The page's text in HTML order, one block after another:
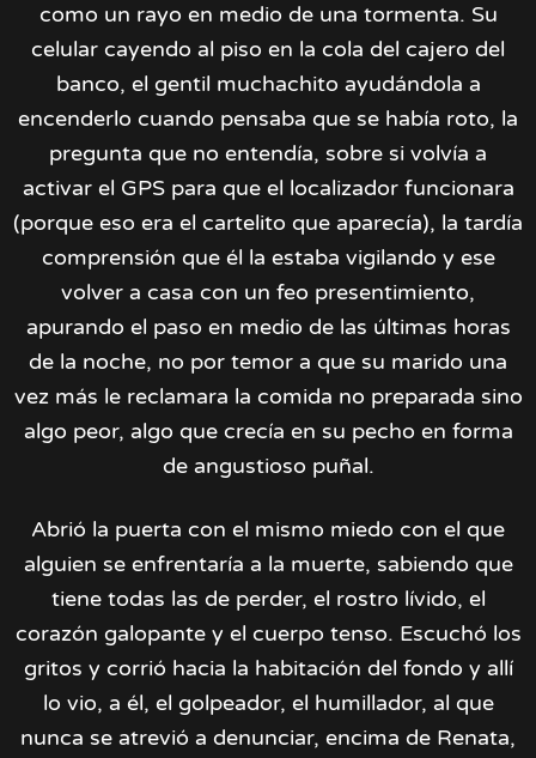
como un rayo en medio de una tormenta. Su
celular cayendo al piso en la cola del cajero del
banco, el gentil muchachito ayudándola a
encenderlo cuando pensaba que se había roto, la
pregunta que no entendía, sobre si volvía a
activar el GPS para que el localizador funcionara
(porque eso era el cartelito que aparecía), la tardía
comprensión que él la estaba vigilando y ese
volver a casa con un feo presentimiento,
apurando el paso en medio de las últimas horas
de la noche, no por temor a que su marido una
vez más le reclamara la comida no preparada sino
algo peor, algo que crecía en su pecho en forma
de angustioso puñal.
Abrió la puerta con el mismo miedo con el que
alguien se enfrentaría a la muerte, sabiendo que
tiene todas las de perder, el rostro lívido, el
corazón galopante y el cuerpo tenso. Escuchó los
gritos y corrió hacia la habitación del fondo y allí
lo vio, a él, el golpeador, el humillador, al que
nunca se atrevió a denunciar, encima de Renata,